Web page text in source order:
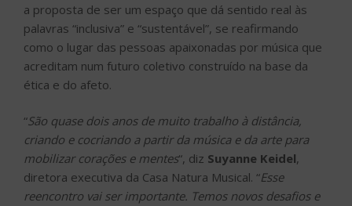
a proposta de ser um espaço que dá sentido real às
palavras “inclusiva” e “sustentável”, se reafirmando
como o lugar das pessoas apaixonadas por música que
acreditam num futuro coletivo construído na base da
ética e do afeto.
“São quase dois anos de muito trabalho à distância,
criando e cocriando a partir da música e da arte para
mobilizar corações e mentes“, diz Suyanne Keidel,
diretora executiva da Casa Natura Musical. “Esse
reencontro vai ser importante. Temos novos desafios e